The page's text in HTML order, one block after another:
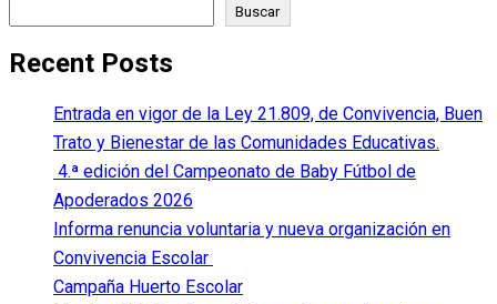
Buscar
Recent Posts
Entrada en vigor de la Ley 21.809, de Convivencia, Buen
Trato y Bienestar de las Comunidades Educativas.
4.ª edición del Campeonato de Baby Fútbol de
Apoderados 2026
Informa renuncia voluntaria y nueva organización en
Convivencia Escolar
Campaña Huerto Escolar